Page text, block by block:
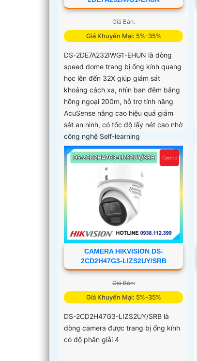
Giá Bán:
Giá Khuyến Mại: 5%-35%
DS-2DE7A232IWG1-EHUN là dòng
speed dome trang bị ống kính quang
học lên đến 32X giúp giám sát
khoảng cách xa, nhìn ban đêm bằng
hồng ngoại 200m, hỗ trợ tính năng
AcuSense nâng cao hiệu quả giám
sát an ninh, có tốc độ lấy nét cao nhờ
công nghệ Self-learning
CAMERA HIKVISION DS-
2CD2H47G3-LIZS2UY/SRB
Giá Bán:
Giá Khuyến Mại: 5%-35%
DS-2CD2H47G3-LIZS2UY/SRB là
dòng camera được trang bị ống kính
có độ phân giải 4